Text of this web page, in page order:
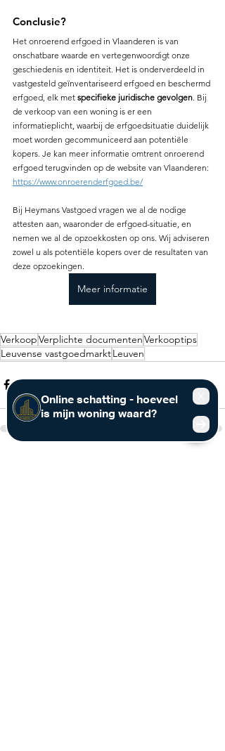
Conclusie?
Het onroerend erfgoed in Vlaanderen is van
onschatbare waarde en vertegenwoordigt onze
geschiedenis en identiteit. Het is onderverdeeld in
vastgesteld geïnventariseerd erfgoed en beschermd
erfgoed, elk met specifieke juridische gevolgen . Bij
de verkoop van een woning is er een
informatieplicht, waarbij de erfgoedsituatie duidelijk
moet worden gecommuniceerd aan potentiële
kopers. Je kan meer informatie omtrent onroerend
erfgoed terugvinden op de website van Vlaanderen:
https://www.onroerenderfgoed.be/
Bij Heymans Vastgoed vragen we al de nodige
attesten aan, waaronder de erfgoed-situatie, en
nemen we al de opzoekkosten op ons. Wij adviseren
zowel u als potentiële kopers over de resultaten van
deze opzoekingen.
Meer informatie
VerkoopVerplichte documentenVerkooptips
Leuvense vastgoedmarktLeuven